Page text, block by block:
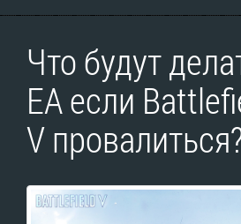
Что будут
EA если
V